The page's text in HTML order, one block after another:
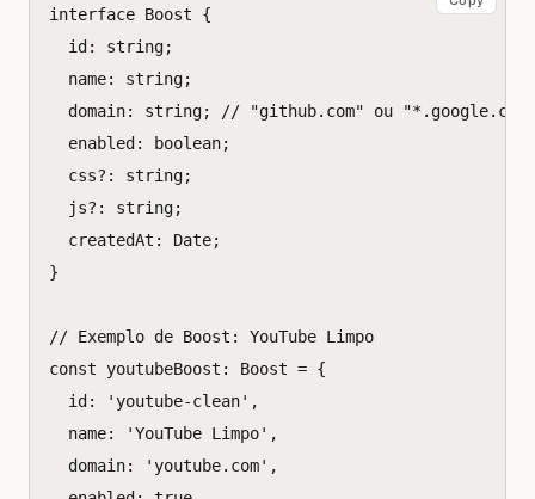
interface Boost
{
id : string;
name: string;
domain: string;
// "github.com" ou "*.google.com"
enabled : boolean;
css? : string;
js? : string;
createdAt : Date;
}
// Exemplo de Boost: YouTube Limpo
const youtubeBoost : Boost = {
id : 'youtube-clean' ,
name: 'YouTube Limpo' ,
domain: 'youtube.com' ,